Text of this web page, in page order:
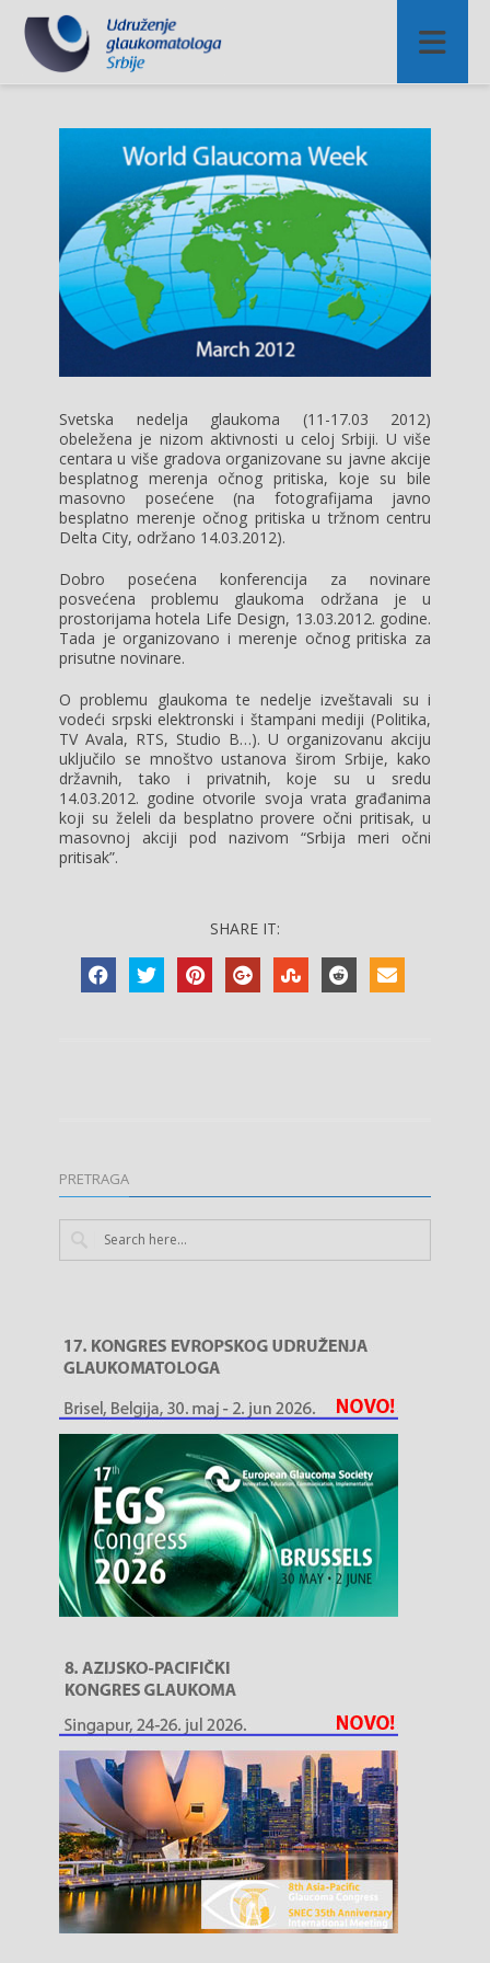
Svetska nedelja glaukoma (11-17.03 2012)
obeležena je nizom aktivnosti u celoj Srbiji. U više
centara u više gradova organizovane su javne akcije
besplatnog merenja očnog pritiska, koje su bile
masovno posećene (na fotografijama javno
besplatno merenje očnog pritiska u tržnom centru
Delta City, održano 14.03.2012).
Dobro posećena konferencija za novinare
posvećena problemu glaukoma održana je u
prostorijama hotela Life Design, 13.03.2012. godine.
Tada je organizovano i merenje očnog pritiska za
prisutne novinare.
O problemu glaukoma te nedelje izveštavali su i
vodeći srpski elektronski i štampani mediji (Politika,
TV Avala, RTS, Studio B…). U organizovanu akciju
uključilo se mnoštvo ustanova širom Srbije, kako
državnih, tako i privatnih, koje su u sredu
14.03.2012. godine otvorile svoja vrata građanima
koji su želeli da besplatno provere očni pritisak, u
masovnoj akciji pod nazivom “Srbija meri očni
pritisak”.
SHARE IT:
PRETRAGA